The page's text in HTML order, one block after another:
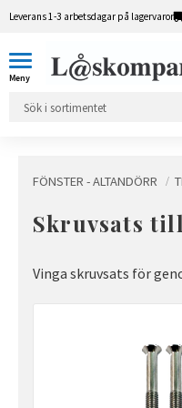
Leverans 1-3 arbetsdagar på lagervaror
FÖNSTER - ALTANDÖRR
Skruvsats till
Vinga skruvsats för